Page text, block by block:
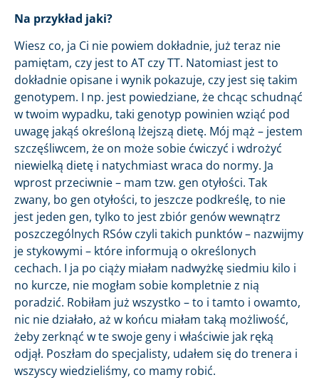
Na przykład jaki?
Wiesz co, ja Ci nie powiem dokładnie, już teraz nie
pamiętam, czy jest to AT czy TT. Natomiast jest to
dokładnie opisane i wynik pokazuje, czy jest się takim
genotypem. I np. jest powiedziane, że chcąc schudnąć
w twoim wypadku, taki genotyp powinien wziąć pod
uwagę jakąś określoną lżejszą dietę. Mój mąż – jestem
szczęśliwcem, że on może sobie ćwiczyć i wdrożyć
niewielką dietę i natychmiast wraca do normy. Ja
wprost przeciwnie – mam tzw. gen otyłości. Tak
zwany, bo gen otyłości, to jeszcze podkreślę, to nie
jest jeden gen, tylko to jest zbiór genów wewnątrz
poszczególnych RSów czyli takich punktów – nazwijmy
je stykowymi – które informują o określonych
cechach. I ja po ciąży miałam nadwyżkę siedmiu kilo i
no kurcze, nie mogłam sobie kompletnie z nią
poradzić. Robiłam już wszystko – to i tamto i owamto,
nic nie działało, aż w końcu miałam taką możliwość,
żeby zerknąć w te swoje geny i właściwie jak ręką
odjął. Poszłam do specjalisty, udałem się do trenera i
wszyscy wiedzieliśmy, co mamy robić.